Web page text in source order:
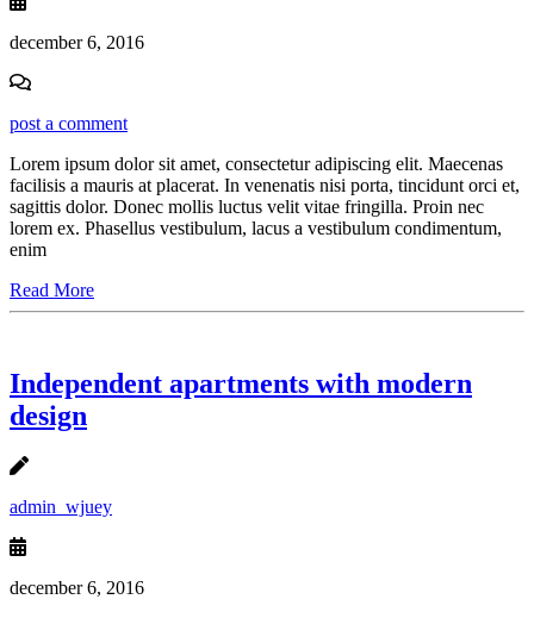
december 6, 2016
post a comment
Lorem ipsum dolor sit amet, consectetur adipiscing elit. Maecenas
facilisis a mauris at placerat. In venenatis nisi porta, tincidunt orci et,
sagittis dolor. Donec mollis luctus velit vitae fringilla. Proin nec
lorem ex. Phasellus vestibulum, lacus a vestibulum condimentum,
enim
Read More
Independent apartments with modern
design
admin_wjuey
december 6, 2016